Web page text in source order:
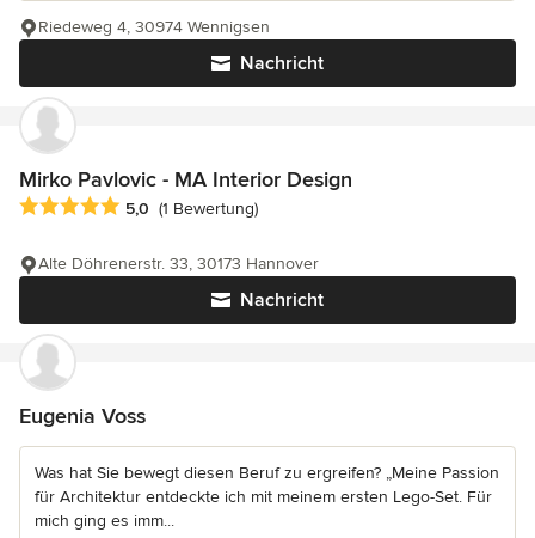
Nachricht
Riedeweg 4, 30974 Wennigsen
Mirko Pavlovic - MA Interior Design
Durchschnittliche Bewertung: 5 von 5 Sternen
5,0 (1 Bewertung)
Nachricht
Alte Döhrenerstr. 33, 30173 Hannover
Eugenia Voss
Was hat Sie bewegt diesen Beruf zu ergreifen? „Meine Passion
für Architektur entdeckte ich mit meinem ersten Lego-Set. Für
mich ging es imm...